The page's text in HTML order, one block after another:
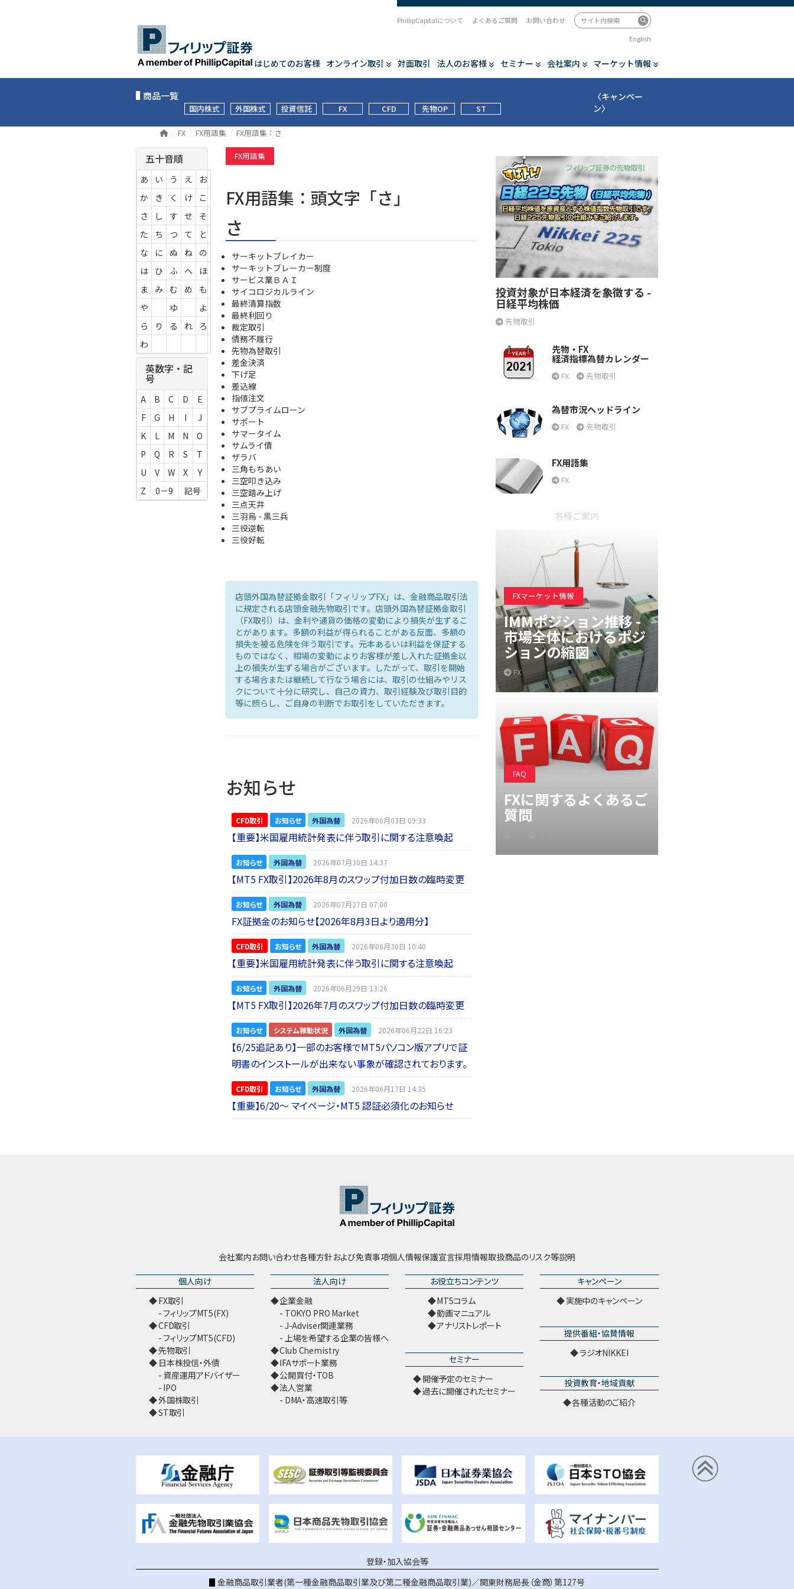
はじめてのお客様 オンライン取引 対面取引 法人のお客様 セミナー 会社案内 マーケット情報
PhillipCapitalについて よくあるご質問
お問い合わせ
English
商品一覧
国内株式 外国株式 投資信託 FX CFD 先物OP ST
〈キャンペー
ン〉
FX FX用語集 FX用語集：さ
FX用語集
FX用語集：頭文字「さ」
さ
サーキットブレイカー
サーキットブレーカー制度
サービス業ＢＡＩ
サイコロジカルライン
最終清算指数
最終利回り
裁定取引
債務不履行
先物為替取引
差金決済
下げ足
差込線
指値注文
サブプライムローン
サポート
サマータイム
サムライ債
ザラバ
三角もちあい
三空叩き込み
三空踏み上げ
三点天井
三羽烏 - 黒三兵
三役逆転
三役好転
店頭外国為替証拠金取引「フィリップFX」は、金融商品取引法
に規定される店頭金融先物取引です。店頭外国為替証拠金取引
（FX取引）は、金利や通貨の価格の変動により損失が生ずるこ
とがあります。多額の利益が得られることがある反面、多額の
損失を被る危険を伴う取引です。元本あるいは利益を保証する
ものではなく、相場の変動によりお客様が差し入れた証拠金以
上の損失が生ずる場合がございます。したがって、取引を開始
する場合または継続して行なう場合には、取引の仕組みやリス
クについて十分に研究し、自己の資力、取引経験及び取引目的
等に照らし、ご自身の判断でお取引をしていただきます。
お知らせ
CFD取引 お知らせ 外国為替 2026年08月03日 09:33
【重要】米国雇用統計発表に伴う取引に関する注意喚起
お知らせ 外国為替 2026年07月30日 14:37
【MT5 FX取引】2026年8月のスワップ付加日数の臨時変更
お知らせ 外国為替 2026年07月27日 07:00
FX証拠金のお知らせ【2026年8月3日より適用分】
CFD取引 お知らせ 外国為替 2026年06月30日 10:40
【重要】米国雇用統計発表に伴う取引に関する注意喚起
お知らせ 外国為替 2026年06月29日 13:26
【MT5 FX取引】2026年7月のスワップ付加日数の臨時変更
お知らせ システム稼動状況 外国為替 2026年06月22日 16:23
【6/25追記あり】一部のお客様でMT5パソコン版アプリで証
明書のインストールが出来ない事象が確認されております。
CFD取引 お知らせ 外国為替 2026年06月17日 14:35
【重要】6/20～ マイページ・MT5 認証必須化のお知らせ
五十音順
あ い う え
お
か
き く け
こ
さ
し す せ
そ
た
ち つ て
と
な
に ぬ ね
の
は
ひ ふ へ
ほ
ま
み む め
も
や
ゆ
よ
ら
り る れ
ろ
わ
英数字・記
号
A B C D
E
F
G H I
J
K
L M N
O
P
Q R S
T
U
V W X
Y
Z
0－9 記号
投資対象が日本経済を象徴する -
日経平均株価
先物取引
先物・FX
経済指標為替カレンダー
FX 先物取引
為替市況ヘッドライン
FX 先物取引
FX用語集
FX
各種ご案内
FXマーケット情報
IMMポジション推移 -
市場全体におけるポジ
ションの縮図
FX
FAQ
FXに関するよくあるご
質問
会社案内お問い合わせ各種方針および免責事項個人情報保護宣言採用情報取扱商品のリスク等説明
個人向け
FX取引
フィリップMT5(FX)
CFD取引
フィリップMT5(CFD)
先物取引
日本株投信・外債
資産運用アドバイザー
IPO
外国株取引
ST取引
法人向け
企業金融
TOKYO PRO Market
J-Adviser関連業務
上場を希望する企業の皆様へ
Club Chemistry
IFAサポート業務
公開買付・TOB
法人営業
DMA・高速取引等
お役立ちコンテンツ
MT5コラム
動画マニュアル
アナリストレポート
セミナー
開催予定のセミナー
過去に開催されたセミナー
キャンペーン
実施中のキャンペーン
提供番組・協賛情報
ラジオNIKKEI
投資教育・地域貢献
各種活動のご紹介
登録・加入協会等
金融商品取引業者(第一種金融商品取引業及び第二種金融商品取引業)／関東財務局長（金商）第127号